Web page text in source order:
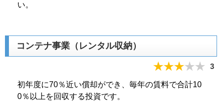
い。
コンテナ事業（レンタル収納）
3
初年度に70％近い償却ができ、毎年の賃料で合計10
0％以上を回収する投資です。